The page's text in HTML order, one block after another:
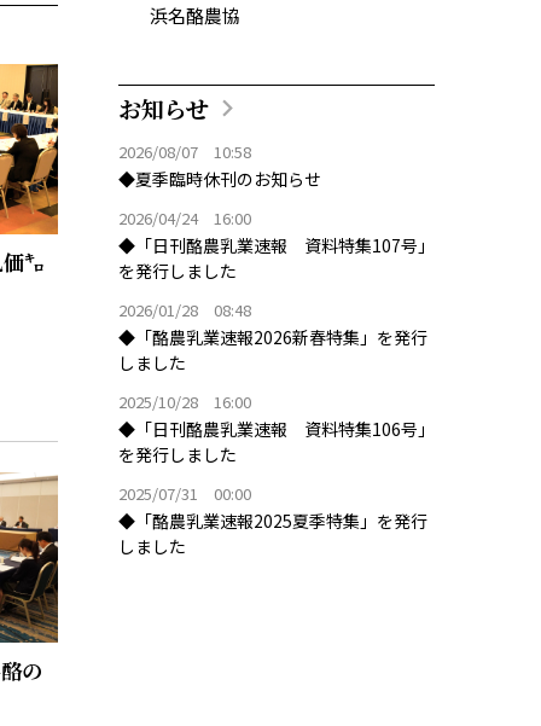
㌔
の
浜名酪農協
お知らせ
2026/08/07 10:58
◆夏季臨時休刊のお知らせ
2026/04/24 16:00
◆「日刊酪農乳業速報 資料特集107号」
を発行しました
2026/01/28 08:48
◆「酪農乳業速報2026新春特集」を発行
しました
2025/10/28 16:00
◆「日刊酪農乳業速報 資料特集106号」
を発行しました
2025/07/31 00:00
◆「酪農乳業速報2025夏季特集」を発行
しました